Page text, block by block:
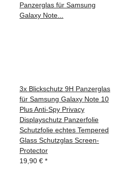
3x Blickschutz 9H Panzerglas
für Samsung Galaxy Note 10
Plus Anti-Spy Privacy
Displayschutz Panzerfolie
Schutzfolie echtes Tempered
Glass Schutzglas Screen-
Protector
19,90 € *